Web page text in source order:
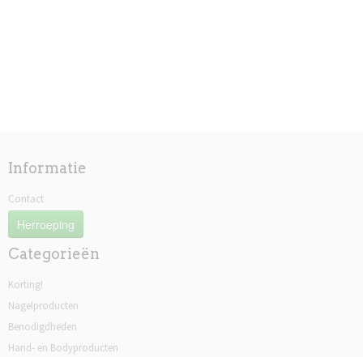
Informatie
Contact
Herroeping
Categorieën
Korting!
Nagelproducten
Benodigdheden
Hand- en Bodyproducten